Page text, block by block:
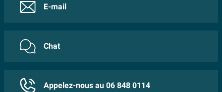
E-mail
Chat
Appelez-nous au 06 848 0114